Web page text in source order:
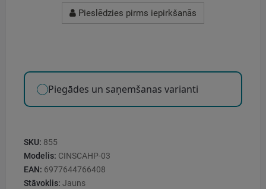
Pieslēdzies pirms iepirkšanās
Piegādes un saņemšanas varianti
SKU: 855
Modelis: CINSCAHP-03
EAN: 6977644766408
Stāvoklis: Jauns